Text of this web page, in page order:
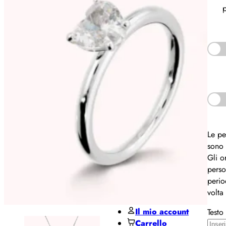
Pane
MIDO
Pesavento
Regali per ...
Regali
per lui
Regali
per lei
De Santis Club
Il mio account
Carrello
Le
Gli